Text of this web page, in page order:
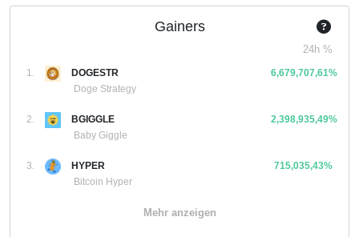
Gainers
24h %
1.
DOGESTR
Doge Strategy
6,679,707,61%
2.
BGIGGLE
Baby Giggle
2,398,935,49%
3.
HYPER
Bitcoin Hyper
715,035,43%
Mehr anzeigen